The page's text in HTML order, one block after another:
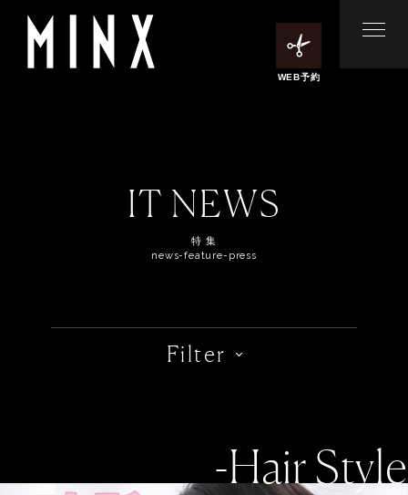
WEB予約
IT NEWS
特 集
news-feature-press
Filter
-Hair Style